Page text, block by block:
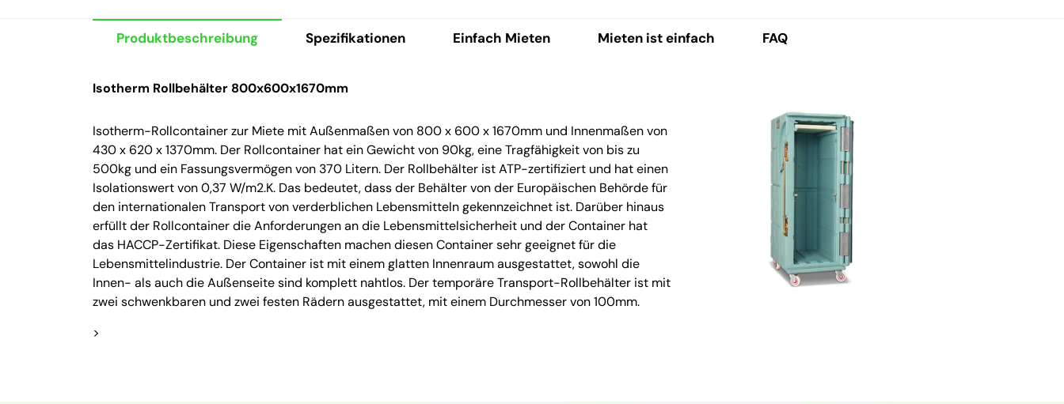
Produktbeschreibung Spezifikationen Einfach Mieten Mieten ist einfach FAQ
Isotherm Rollbehälter 800x600x1670mm
Isotherm-Rollcontainer zur Miete mit Außenmaßen von 800 x 600 x 1670mm und Innenmaßen von
430 x 620 x 1370mm. Der Rollcontainer hat ein Gewicht von 90kg, eine Tragfähigkeit von bis zu
500kg und ein Fassungsvermögen von 370 Litern. Der Rollbehälter ist ATP-zertifiziert und hat einen
Isolationswert von 0,37 W/m2.K. Das bedeutet, dass der Behälter von der Europäischen Behörde für
den internationalen Transport von verderblichen Lebensmitteln gekennzeichnet ist. Darüber hinaus
erfüllt der Rollcontainer die Anforderungen an die Lebensmittelsicherheit und der Container hat
das HACCP-Zertifikat. Diese Eigenschaften machen diesen Container sehr geeignet für die
Lebensmittelindustrie. Der Container ist mit einem glatten Innenraum ausgestattet, sowohl die
Innen- als auch die Außenseite sind komplett nahtlos. Der temporäre Transport-Rollbehälter ist mit
zwei schwenkbaren und zwei festen Rädern ausgestattet, mit einem Durchmesser von 100mm.
>